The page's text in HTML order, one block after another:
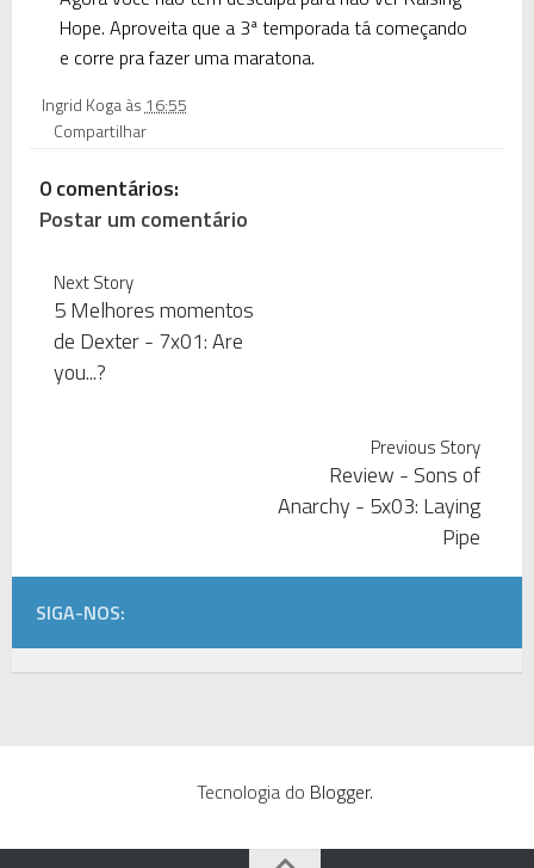
Hope. Aproveita que a 3ª temporada tá começando
e corre pra fazer uma maratona.
Ingrid Kogaàs 16:55
Compartilhar
0 comentários:
Postar um comentário
Next Story
5 Melhores momentos
de Dexter - 7x01: Are
you...?
Previous Story
Review - Sons of
Anarchy - 5x03: Laying
Pipe
SIGA-NOS:
Tecnologia do Blogger.